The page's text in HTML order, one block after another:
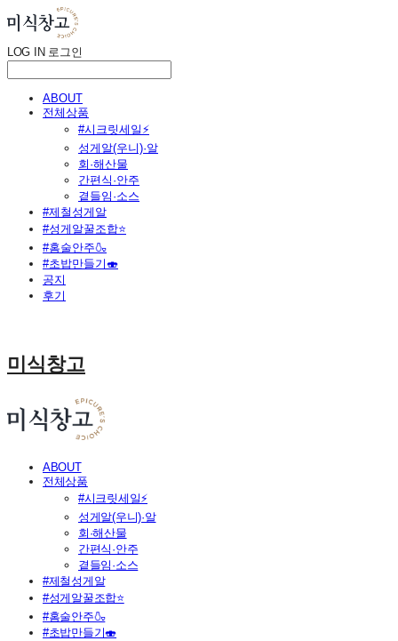
LOG IN 로그인
ABOUT
전체상품
#시크릿세일⚡
성게알(우니)·알
회·해산물
간편식·안주
곁들임·소스
#제철성게알
#성게알꿀조합⭐
#홈술안주🍶
#초밥만들기🍣
공지
후기
미식창고
ABOUT
전체상품
#시크릿세일⚡
성게알(우니)·알
회·해산물
간편식·안주
곁들임·소스
#제철성게알
#성게알꿀조합⭐
#홈술안주🍶
#초밥만들기🍣